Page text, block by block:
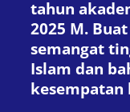
tahun
2025 M.
semangat
Islam dan
kesempatan